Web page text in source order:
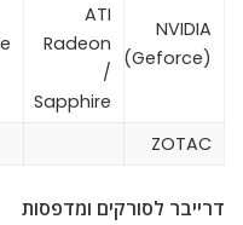
NVIDIA
(Geforce)
ATI
Radeon
/
Sapphire
ZOTAC
דרייבר לסורקים ומדפסות